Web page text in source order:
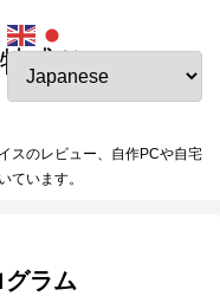
盛り
スのレビュー、自作PCや自宅
ています。
グラム